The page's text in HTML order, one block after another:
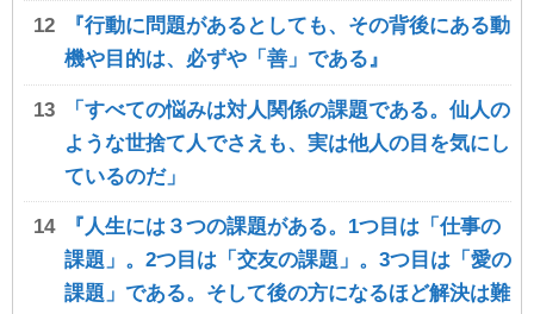
『行動に問題があるとしても、その背後にある動
機や目的は、必ずや「善」である』
「すべての悩みは対人関係の課題である。仙人の
ような世捨て人でさえも、実は他人の目を気にし
ているのだ」
『人生には３つの課題がある。1つ目は「仕事の
課題」。2つ目は「交友の課題」。3つ目は「愛の
課題」である。そして後の方になるほど解決は難